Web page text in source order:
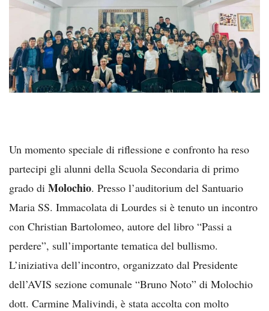
Un momento speciale di riflessione e confronto ha reso
partecipi gli alunni della Scuola Secondaria di primo
grado di Molochio. Presso l’auditorium del Santuario
Maria SS. Immacolata di Lourdes si è tenuto un incontro
con Christian Bartolomeo, autore del libro “Passi a
perdere”, sull’importante tematica del bullismo.
L’iniziativa dell’incontro, organizzato dal Presidente
dell’AVIS sezione comunale “Bruno Noto” di Molochio
dott. Carmine Malivindi, è stata accolta con molto